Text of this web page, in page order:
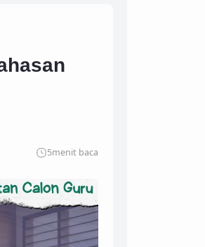
5menit baca